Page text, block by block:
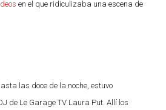
en el que ridiculizaba una escena de
las doce de la noche, estuvo
de Le Garage TV Laura Put. Allí los